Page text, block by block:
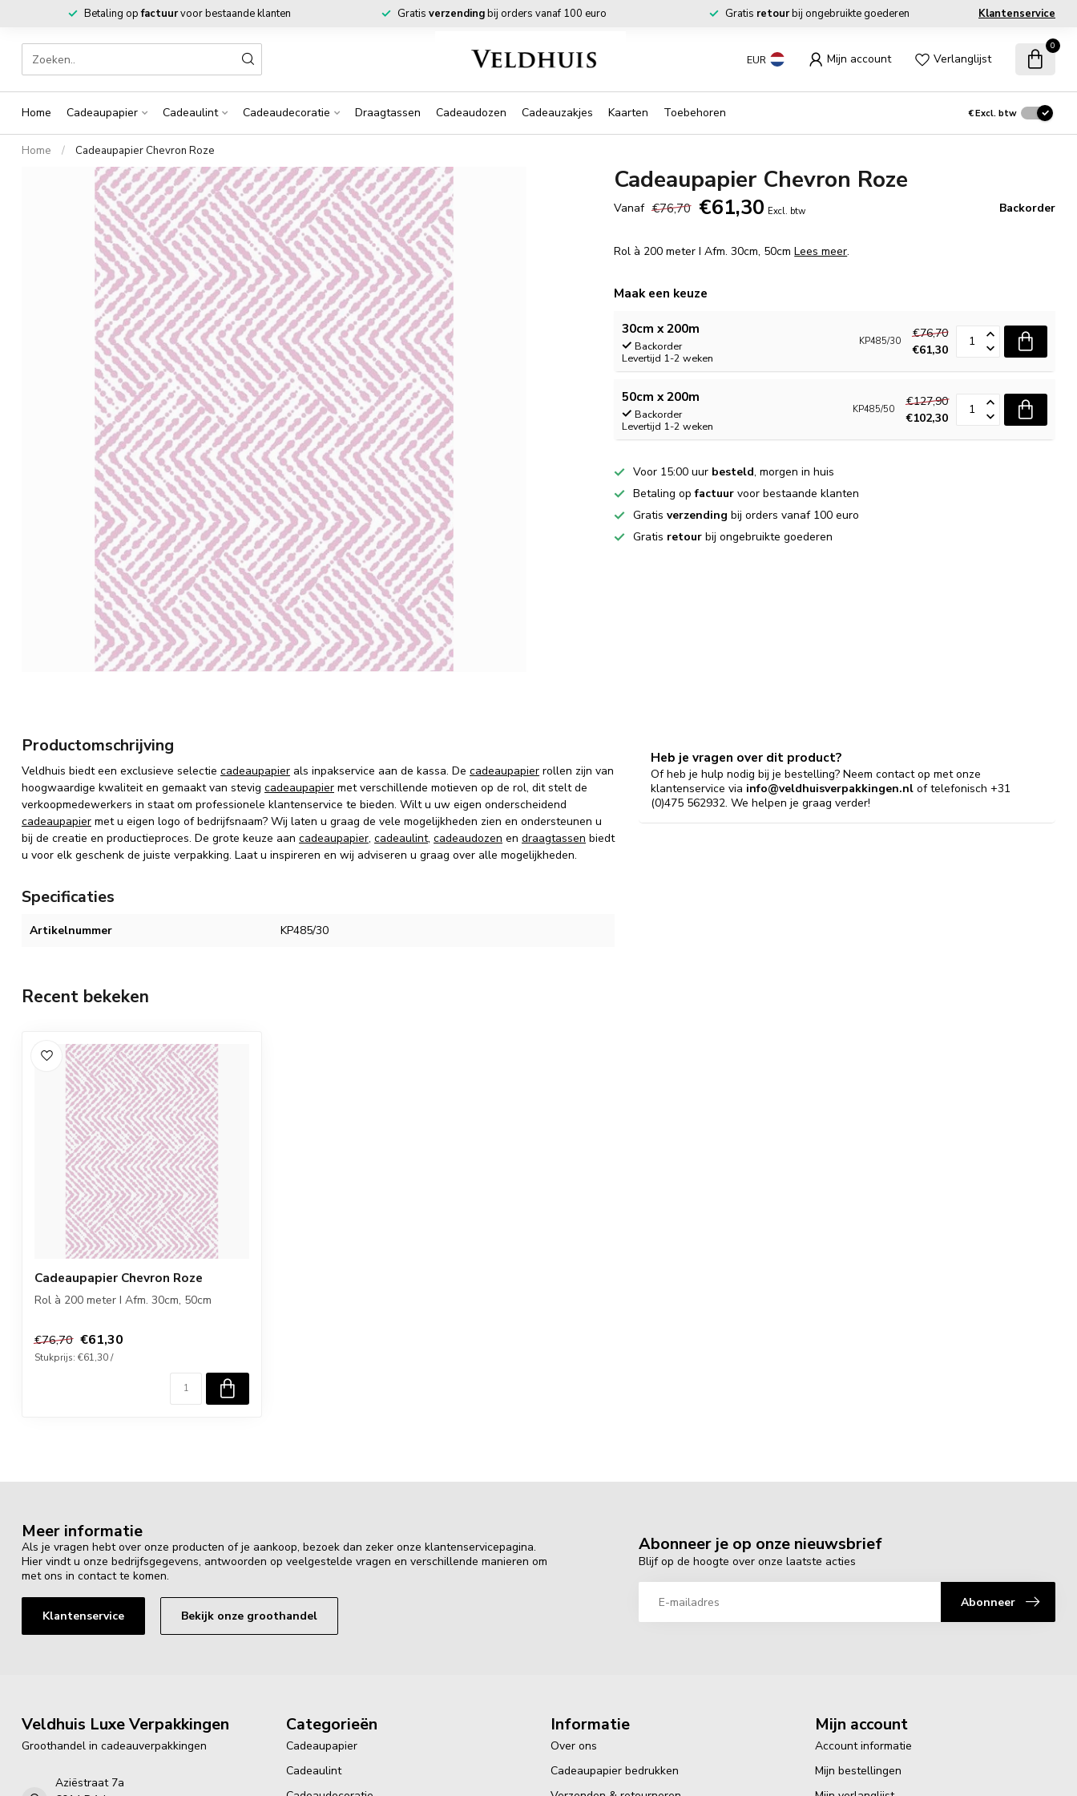
Betaling opfactuurvoor bestaande klanten Gratis verzendingbij orders vanaf 100 euro Gratis retourbij ongebruikte goederen Klantenservice
EUR Mijn account Verlanglijst
0
Home Cadeaupapier Cadeaulint Cadeaudecoratie Draagtassen Cadeaudozen Cadeauzakjes Kaarten Toebehoren €Excl. btw
Home / Cadeaupapier Chevron Roze
Cadeaupapier Chevron Roze
Vanaf €76,70 €61,30 Excl. btw Backorder
Rol à 200 meter I Afm. 30cm, 50cmLees meer.
Maak een keuze
30cm x 200m
Backorder
Levertijd 1-2 weken
KP485/30
€76,70
€61,30
50cm x 200m
Backorder
Levertijd 1-2 weken
KP485/50
€127,90
€102,30
Voor 15:00 uur besteld, morgen in huis
Betaling opfactuur voor bestaande klanten
Gratisverzending bij orders vanaf 100 euro
Gratis retour bij ongebruikte goederen
Productomschrijving
Veldhuis biedt een exclusieve selectie cadeaupapier als inpakservice aan de kassa. De cadeaupapier rollen zijn van
hoogwaardige kwaliteit en gemaakt van stevig cadeaupapier met verschillende motieven op de rol, dit stelt de
verkoopmedewerkers in staat om professionele klantenservice te bieden. Wilt u uw eigen onderscheidend
cadeaupapier met u eigen logo of bedrijfsnaam? Wij laten u graag de vele mogelijkheden zien en ondersteunen u
bij de creatie en productieproces. De grote keuze aan cadeaupapier, cadeaulint, cadeaudozen en draagtassen biedt
u voor elk geschenk de juiste verpakking. Laat u inspireren en wij adviseren u graag over alle mogelijkheden.
Specificaties
Artikelnummer KP485/30
Heb je vragen over dit product?
Of heb je hulp nodig bij je bestelling? Neem contact op met onze
klantenservice via info@veldhuisverpakkingen.nl of telefonisch +31
(0)475 562932. We helpen je graag verder!
Recent bekeken
Cadeaupapier Chevron Roze
Rol à 200 meter I Afm. 30cm, 50cm
€76,70 €61,30
Stukprijs: €61,30 /
Meer informatie
Als je vragen hebt over onze producten of je aankoop, bezoek dan zeker onze klantenservicepagina.
Hier vindt u onze bedrijfsgegevens, antwoorden op veelgestelde vragen en verschillende manieren om
met ons in contact te komen.
Klantenservice Bekijk onze groothandel
Abonneer je op onze nieuwsbrief
Blijf op de hoogte over onze laatste acties
Abonneer
Veldhuis Luxe Verpakkingen
Groothandel in cadeauverpakkingen
Aziëstraat 7a
Categorieën
Cadeaupapier
Cadeaulint
Informatie
Over ons
Cadeaupapier bedrukken
Mijn account
Account informatie
Mijn bestellingen